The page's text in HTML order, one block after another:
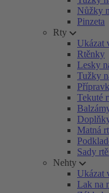
Nůžky
Pinzeta
Rty
Ukázat
Rtěnky
Lesky
Tužky
Tekuté
Matná
Sady
Nehty
Ukázat
Lak na